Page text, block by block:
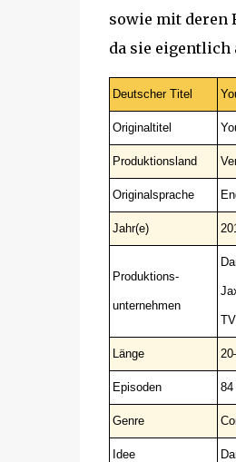
sowie mit deren
da sie eigentlich
Deutscher Titel
Originaltitel
Produktionsland
Originalsprache
Jahr(e)
Produktions-
unternehmen
Länge
Episoden 84
Genre
Idee